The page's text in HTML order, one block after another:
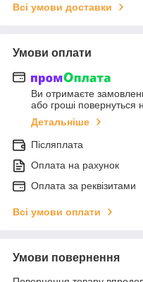
Всі умови доставки
Умови оплати
Ви отримаєте
або гроші повернуться
Детальніше
Післяплата
Оплата на рахунок
Оплата за реквізитами
Всі умови оплати
Умови повернення